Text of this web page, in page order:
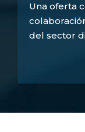
Una oferta
del sector